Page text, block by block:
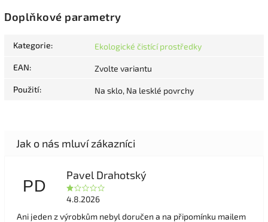
Doplňkové parametry
Kategorie: Ekologické čistící prostředky
EAN: Zvolte variantu
Použití: Na sklo, Na lesklé povrchy
PD
Pavel Drahotský
4.8.2026
Ani jeden z výrobkům nebyl doručen a na připomínku mailem